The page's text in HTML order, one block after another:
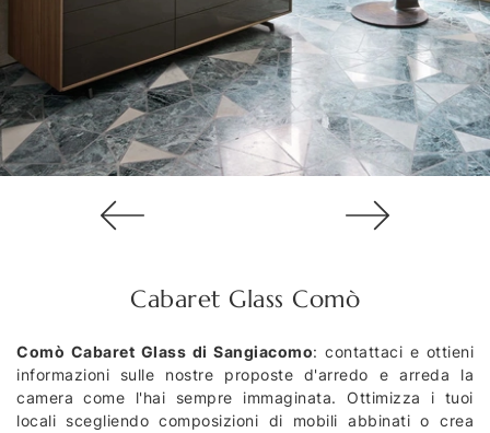
Cabaret Glass Comò
Comò Cabaret Glass di Sangiacomo: contattaci e ottieni
informazioni sulle nostre proposte d'arredo e arreda la
camera come l'hai sempre immaginata. Ottimizza i tuoi
locali scegliendo composizioni di mobili abbinati o crea